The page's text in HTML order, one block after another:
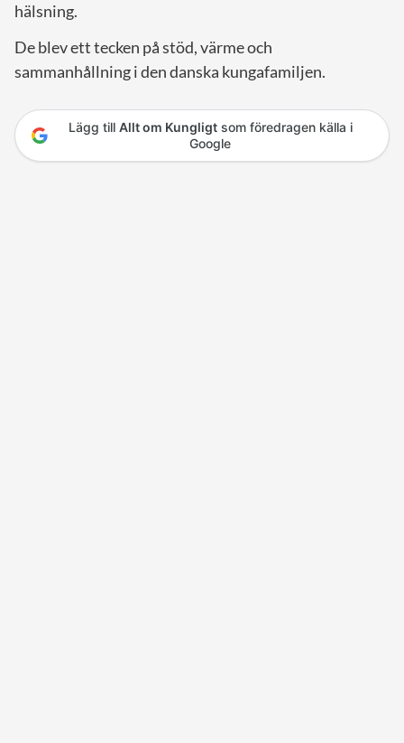
hälsning.
De blev ett tecken på stöd, värme och
sammanhållning i den danska kungafamiljen.
Lägg till Allt om Kungligtsom föredragen källa i
Google